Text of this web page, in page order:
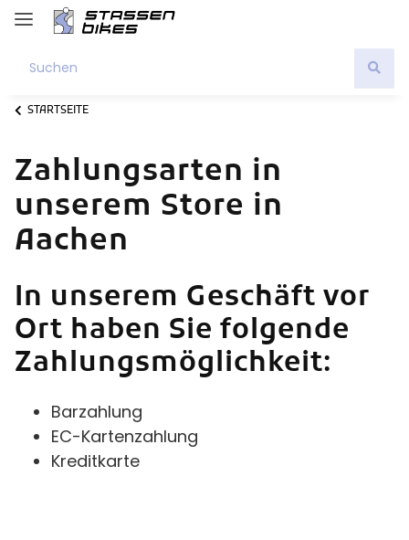
STARTSEITE
Zahlungsarten in
unserem Store in
Aachen
In unserem Geschäft vor
Ort haben Sie folgende
Zahlungsmöglichkeit:
Barzahlung
EC-Kartenzahlung
Kreditkarte